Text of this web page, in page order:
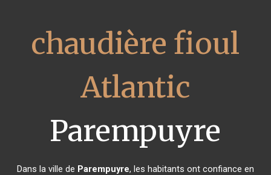
chaudière fioul
Atlantic
Parempuyre
Dans la ville de Parempuyre, les habitants ont confiance en